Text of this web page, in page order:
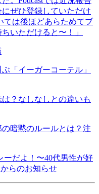
ぜひ登録していただけ
ては後ほどあらためてブ
いただけると〜！」
「イーガーコーテル」
？なしなしとの違いも
の暗黙のルールとは？注
ーだよ！〜40代男性が好
らのお知らせ